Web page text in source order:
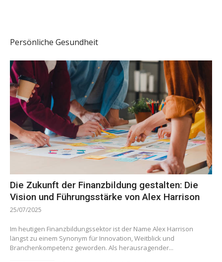
Persönliche Gesundheit
Die Zukunft der Finanzbildung gestalten: Die
Vision und Führungsstärke von Alex Harrison
25/07/2025
Im heutigen Finanzbildungssektor ist der Name Alex Harrison
längst zu einem Synonym für Innovation, Weitblick und
Branchenkompetenz geworden. Als herausragender...